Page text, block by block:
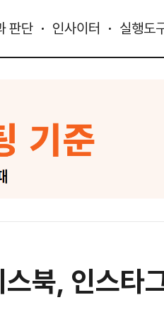
판단 인사이터 실행도
북, 인스타